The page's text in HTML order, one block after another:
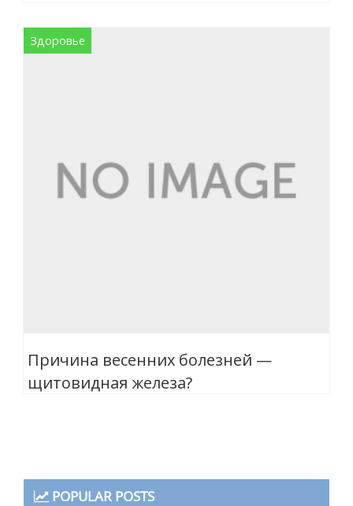
Здоровье
Причина весенних болезней —
щитовидная железа?
POPULAR POSTS